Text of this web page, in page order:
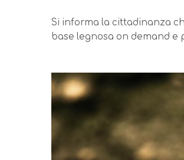
Descrizione
Si informa la cittadinanza
base legnosa on demand e
Immagine